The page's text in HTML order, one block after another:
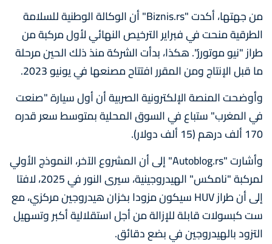
من جهتها، أكدت "Biznis.rs" أن الوكالة الوطنية للسلامة
الطرقية منحت في فبراير الترخيص النهائي لأول مركبة من
طراز "نيو موتورز". هكذا، بدأت الشركة منذ ذلك الحين مرحلة
ما قبل الإنتاج ومن المقرر افتتاح مصنعها في يونيو 2023.
وأوضحت المنصة الإلكترونية الصربية أن أول سيارة "صنعت
في المغرب" ستباع في السوق المحلية بمتوسط سعر قدره
170 ألف درهم (15 ألف دولار).
وأشارت "Autoblog.rs" إلى أن المشروع الآخر، النموذج الأولي
لمركبة "نامكس" الهيدروجينية، سيرى النور في 2025، لافتا
إلى أن طراز HUV سيكون مزودا بخزان هيدروجين مركزي، مع
ست كبسولات قابلة للإزالة من أجل استقلالية أكبر وتسهيل
التزود بالهيدروجين في بضع دقائق.